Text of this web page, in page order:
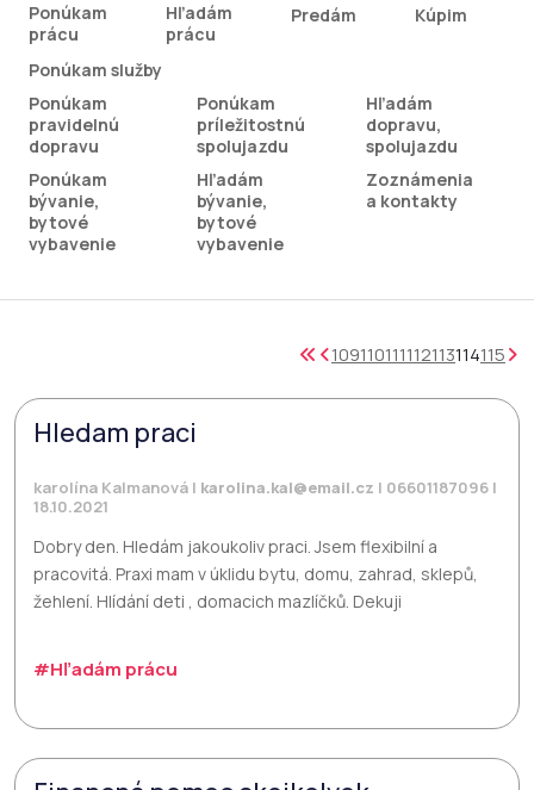
Ponúkam
prácu
Hľadám
prácu
Predám Kúpim
Ponúkam služby
Ponúkam
pravidelnú
dopravu
Ponúkam
príležitostnú
spolujazdu
Hľadám
dopravu,
spolujazdu
Ponúkam
bývanie,
bytové
vybavenie
Hľadám
bývanie,
bytové
vybavenie
Zoznámenia
a kontakty
109110111112113114115
Hledam praci
karolína Kalmanová | karolina.kal@email.cz | 06601187096 |
18.10.2021
Dobry den. Hledám jakoukoliv praci. Jsem flexibilní a
pracovitá. Praxi mam v úklidu bytu, domu, zahrad, sklepů,
žehlení. Hlídání deti , domacich mazlíčků. Dekuji
#Hľadám prácu